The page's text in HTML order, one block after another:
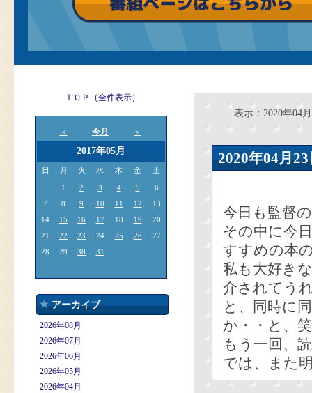
ＴＯＰ（全件表示）
＜ 今月 ＞
2017年05月
日 月 火 水 木 金 土
1 2 3 4 5
6
7
8 9 10 11 12
13
14
15 16 17 18 19
20
21
22 23 24 25 26
27
28
29 30 31
アーカイブ
2026年08月
2026年07月
2026年06月
2026年05月
2026年04月
表示：2020年04月
2020年04
今日も監督
その中に今
すすめの本
私も大好き
介されてう
と、同時に
か・・と、笑
もう一回、
では、また